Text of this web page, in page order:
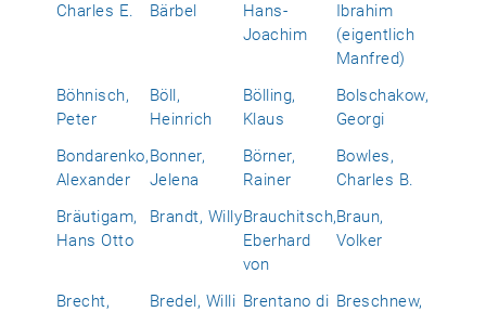
Charles E.
Bärbel
Hans-
Joachim
Ibrahim
(eigentlich
Manfred)
Böhnisch,
Peter
Böll,
Heinrich
Bölling,
Klaus
Bolschakow,
Georgi
Bondarenko,
Alexander
Bonner,
Jelena
Börner,
Rainer
Bowles,
Charles B.
Bräutigam,
Hans Otto
Brandt, WillyBrauchitsch,
Eberhard
von
Braun,
Volker
Brecht,
Bredel, Willi Brentano di Breschnew,